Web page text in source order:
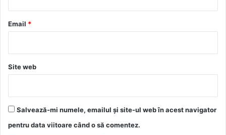
*
Email *
Site web
Salvează-mi numele, emailul și site-ul web în acest navigator
pentru data viitoare când o să comentez.